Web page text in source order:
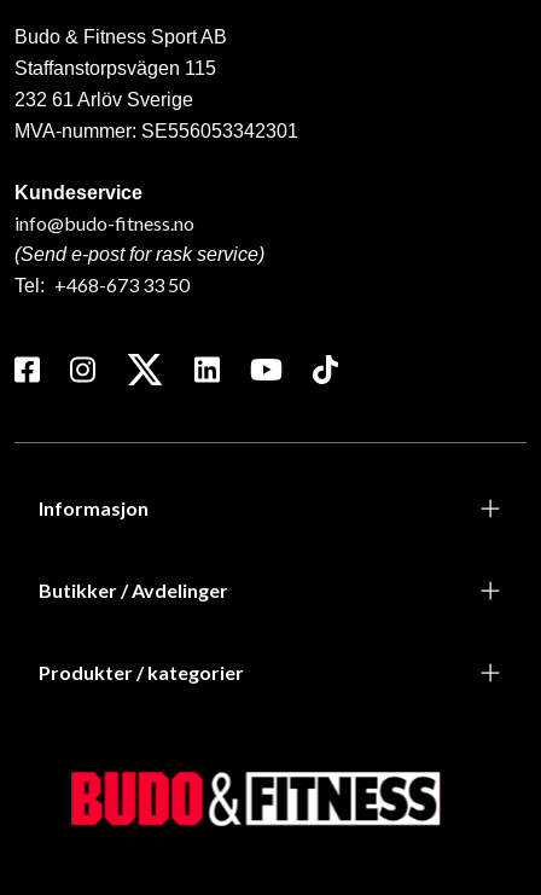
Budo & Fitness Sport AB
Staffanstorpsvägen 115
232 61 Arlöv Sverige
MVA-nummer: SE556053342301
Kundeservice
info@budo-fitness.no
(Send e-post for rask service)
Tel: +468-673 33 50
Informasjon
Butikker / Avdelinger
Produkter / kategorier